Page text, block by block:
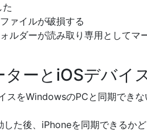
ァイルが破損する
ルダーが読み取り専用としてマ
ーとiOSデバイ
スをWindowsのPCと同期でき
た後、iPhoneを同期できるか